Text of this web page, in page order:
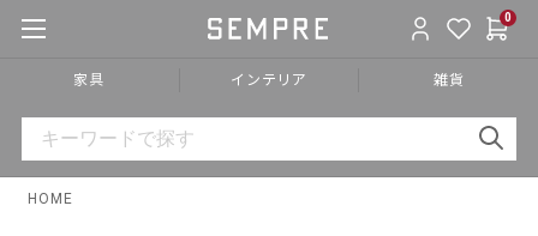
0
家具 インテリア 雑貨
HOME